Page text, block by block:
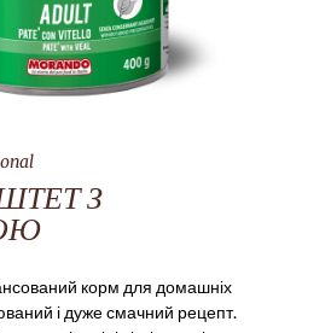
З
корм для домашніх
і дуже смачний рецепт.